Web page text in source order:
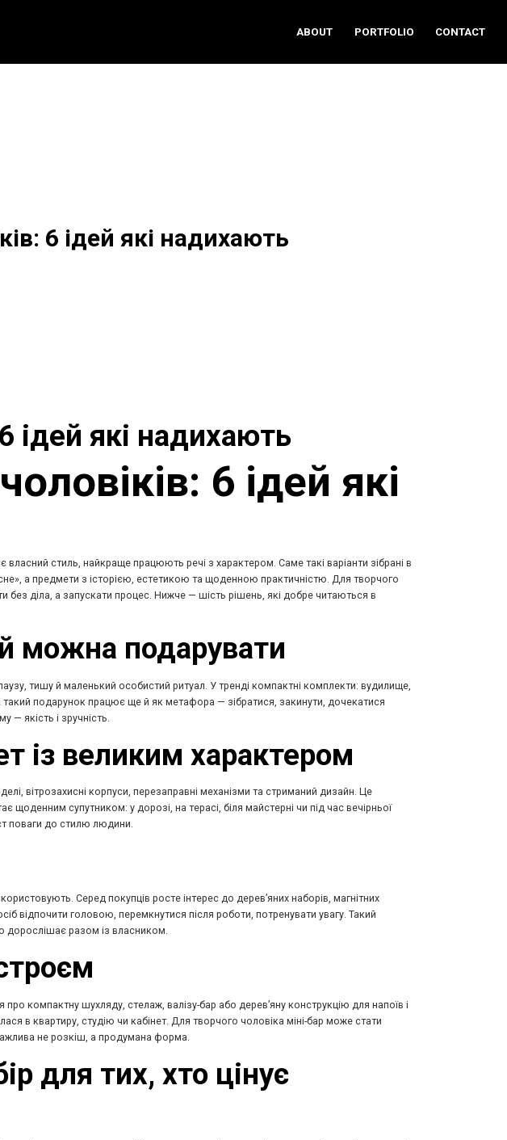
ABOUT PORTFOLIO CONTACT
6 ідей які надихають
ідей які надихають
6 ідей які
стиль, найкраще працюють речі з характером. Саме такі варіанти зібрані в
а предмети з історією, естетикою та щоденною практичністю. Для творчого
діла, а запускати процес. Нижче — шість рішень, які добре читаються в
можна подарувати
тишу й маленький особистий ритуал. У тренді компактні комплекти: вудилище,
подарунок працює ще й як метафора — зібратися, закинути, дочекатися
— якість і зручність.
із великим характером
вітрозахисні корпуси, перезаправні механізми та стриманий дизайн. Це
супутником: у дорозі, на терасі, біля майстерні чи під час вечірньої
поваги до стилю людини.
Серед покупців росте інтерес до дерев’яних наборів, магнітних
відпочити головою, перемкнутися після роботи, потренувати увагу. Такий
дорослішає разом із власником.
компактну шухляду, стелаж, валізу-бар або дерев’яну конструкцію для напоїв і
в квартиру, студію чи кабінет. Для творчого чоловіка міні-бар може стати
не розкіш, а продумана форма.
для тих, хто цінує